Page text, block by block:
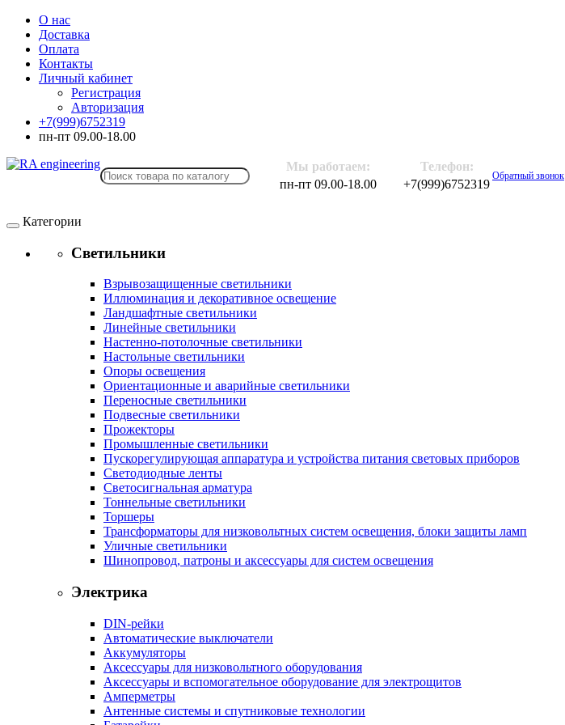
О нас
Доставка
Оплата
Контакты
Личный кабинет
Регистрация
Авторизация
+7(999)6752319
пн-пт 09.00-18.00
Мы работаем:
Телефон:
пн-пт 09.00-18.00
+7(999)6752319
Обратный звонок
Категории
Светильники
Взрывозащищенные светильники
Иллюминация и декоративное освещение
Ландшафтные светильники
Линейные светильники
Настенно-потолочные светильники
Настольные светильники
Опоры освещения
Ориентационные и аварийные светильники
Переносные светильники
Подвесные светильники
Прожекторы
Промышленные светильники
Пускорегулирующая аппаратура и устройства питания световых приборов
Светодиодные ленты
Светосигнальная арматура
Тоннельные светильники
Торшеры
Трансформаторы для низковольтных систем освещения, блоки защиты ламп
Уличные светильники
Шинопровод, патроны и аксессуары для систем освещения
Электрика
DIN-рейки
Автоматические выключатели
Аккумуляторы
Аксессуары для низковольтного оборудования
Аксессуары и вспомогательное оборудование для электрощитов
Амперметры
Антенные системы и спутниковые технологии